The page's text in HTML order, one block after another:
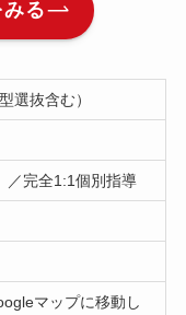
る
選抜含む）
／完全1:1個別指導
マップに移動し